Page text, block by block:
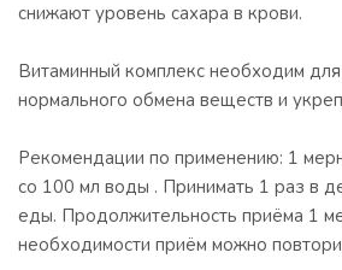
снижают уровень сахара в крови.
Витаминный комплекс необходим
нормального обмена веществ и
Рекомендации по применению: 1
со 100 мл воды . Принимать 1 раз в
еды. Продолжительность приёма 1
необходимости приём можно